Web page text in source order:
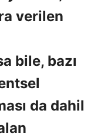
verilen
bile, bazı
da dahil